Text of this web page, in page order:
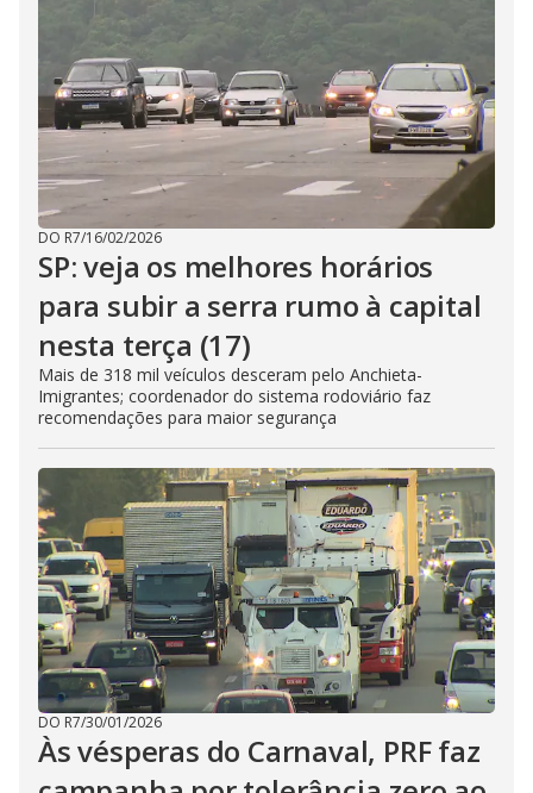
DO R7/16/02/2026
SP: veja os melhores horários
para subir a serra rumo à capital
nesta terça (17)
Mais de 318 mil veículos desceram pelo Anchieta-
Imigrantes; coordenador do sistema rodoviário faz
recomendações para maior segurança
DO R7/30/01/2026
Às vésperas do Carnaval, PRF faz